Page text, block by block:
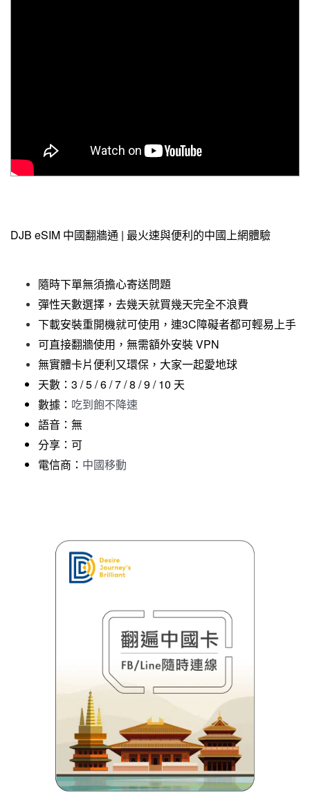
DJB eSIM 中國翻牆通 | 最火速與便利的中國上網體驗
​隨時下單無須擔心寄送問題
彈性天數選擇，去幾天就買幾天完全不浪費
下載安裝重開機就可使用，連3C障礙者都可輕易上手
可直接翻牆使用，無需額外安裝 VPN
無實體卡片便利又環保，大家一起愛地球
天數：3 / 5 / 6 / 7 / 8 / 9 / 10 天
數據： 吃到飽不降速
語音：無
分享：可
電信商： 中國移動